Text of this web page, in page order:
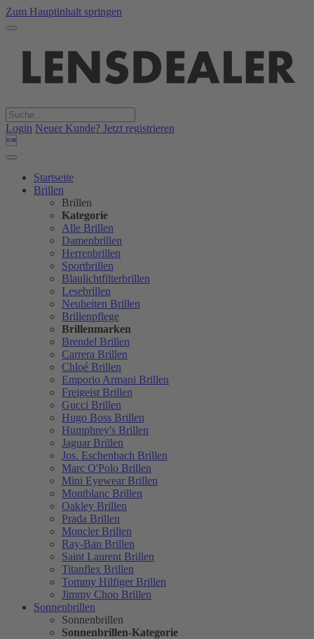
Zum Hauptinhalt springen
Login Neuer Kunde? Jetzt registrieren

Startseite
Brillen
Brillen
Kategorie
Alle Brillen
Damenbrillen
Herrenbrillen
Sportbrillen
Blaulichtfilterbrillen
Lesebrillen
Neuheiten Brillen
Brillenpflege
Brillenmarken
Brendel Brillen
Carrera Brillen
Chloé Brillen
Emporio Armani Brillen
Freigeist Brillen
Gucci Brillen
Hugo Boss Brillen
Humphrey's Brillen
Jaguar Brillen
Jos. Eschenbach Brillen
Marc O'Polo Brillen
Mini Eyewear Brillen
Montblanc Brillen
Oakley Brillen
Prada Brillen
Moncler Brillen
Ray-Ban Brillen
Saint Laurent Brillen
Titanflex Brillen
Tommy Hilfiger Brillen
Jimmy Choo Brillen
Sonnenbrillen
Sonnenbrillen
Sonnenbrillen-Kategorie